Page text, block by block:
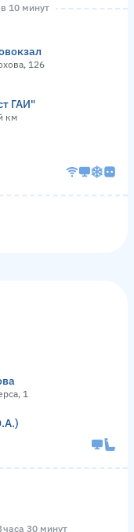
10 минут
126
ГАИ"
км
1
часа 30 минут